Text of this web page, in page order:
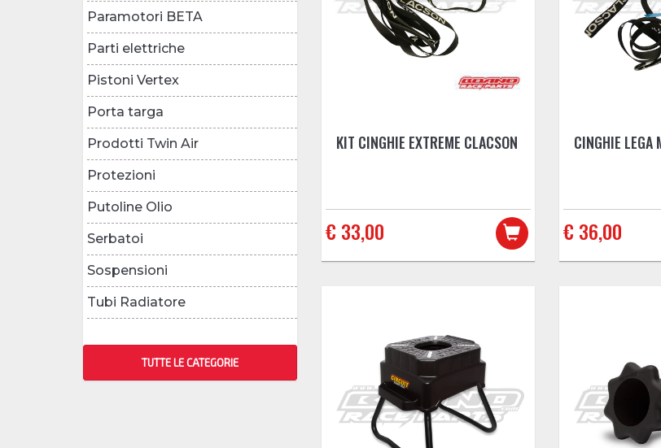
Paramotori BETA
Parti elettriche
Pistoni Vertex
Porta targa
Prodotti Twin Air
Protezioni
Putoline Olio
Serbatoi
Sospensioni
Tubi Radiatore
TUTTE LE CATEGORIE
KIT CINGHIE EXTREME CLACSON
€ 33,00
CINGHIE LEGA
€ 36,00